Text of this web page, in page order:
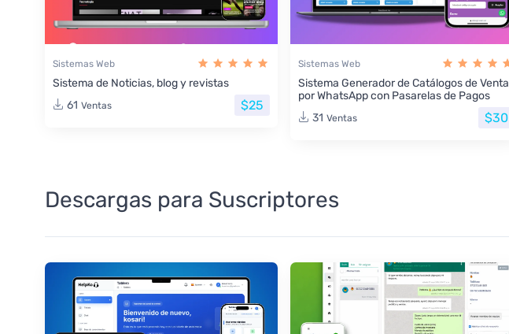
Sistemas Web
Sistema de Noticias, blog y revistas
61 Ventas $25
Sistemas Web
Sistema Generador de Catálogos de Venta
por WhatsApp con Pasarelas de Pagos
31 Ventas $30
Descargas para Suscriptores